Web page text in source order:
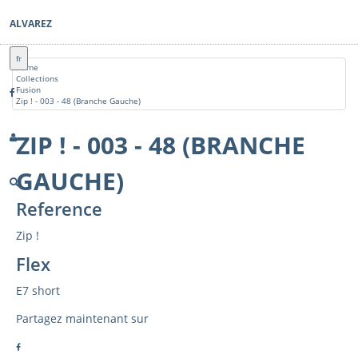
ALVAREZ
fr
Home
Collections
Fusion
Zip ! - 003 - 48 (Branche Gauche)
ZIP ! - 003 - 48 (BRANCHE
GAUCHE)
Reference
Zip !
Flex
E7 short
Partagez maintenant sur